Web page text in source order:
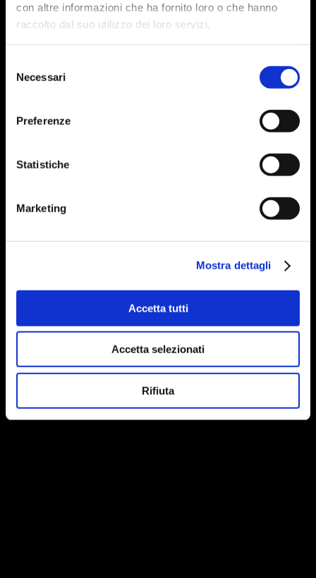
con altre informazioni che ha fornito loro o che hanno
raccolto dal suo utilizzo dei loro servizi.
delNecessari
Preferenze
Statistiche
Marketing
Mostra dettagli
Accetta tutti
Accetta selezionati
Rifiuta